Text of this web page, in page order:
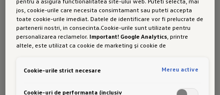
Cu upgrade-ul online al comenzii vocale
opționale*, obțineți un control vocal și mai bun.
de radio web preferat prin intrare vocală și
beneficiați de introducerea intuitivă a destinației
jos, cookie-urile care necesita consimtamant sau puteti accepta
toate cookie-urile imediat. Datele de identificare vor fi prelucrate de
partenerii nostri, in consecinta.Cookie-urile sunt utilizate pentru
personalizarea reclamelor. Important! Google Analytics, printre
altele, este utilizat ca cookie de marketing și cookie de
protectie a datelor decat Uniunea Europeana. Prin urmare, nu poate
date datorita legislatiei actuale. Ca urmare, interferenta cu
Cookie-urile strict necesare Mereu active
Cookie-uri de performanta (inclusiv